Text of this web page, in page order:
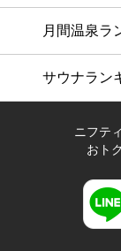
月間温泉ラ
サウナラン
ニフテ
おト